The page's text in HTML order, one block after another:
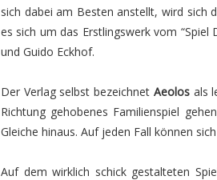
sich dabei am Besten anstellt, wird sich
es sich um das Erstlingswerk vom
und Guido Eckhof.
Der Verlag selbst bezeichnet Aeolos als
Richtung gehobenes Familienspiel
Gleiche hinaus. Auf jeden Fall können
Auf dem wirklich schick gestalteten